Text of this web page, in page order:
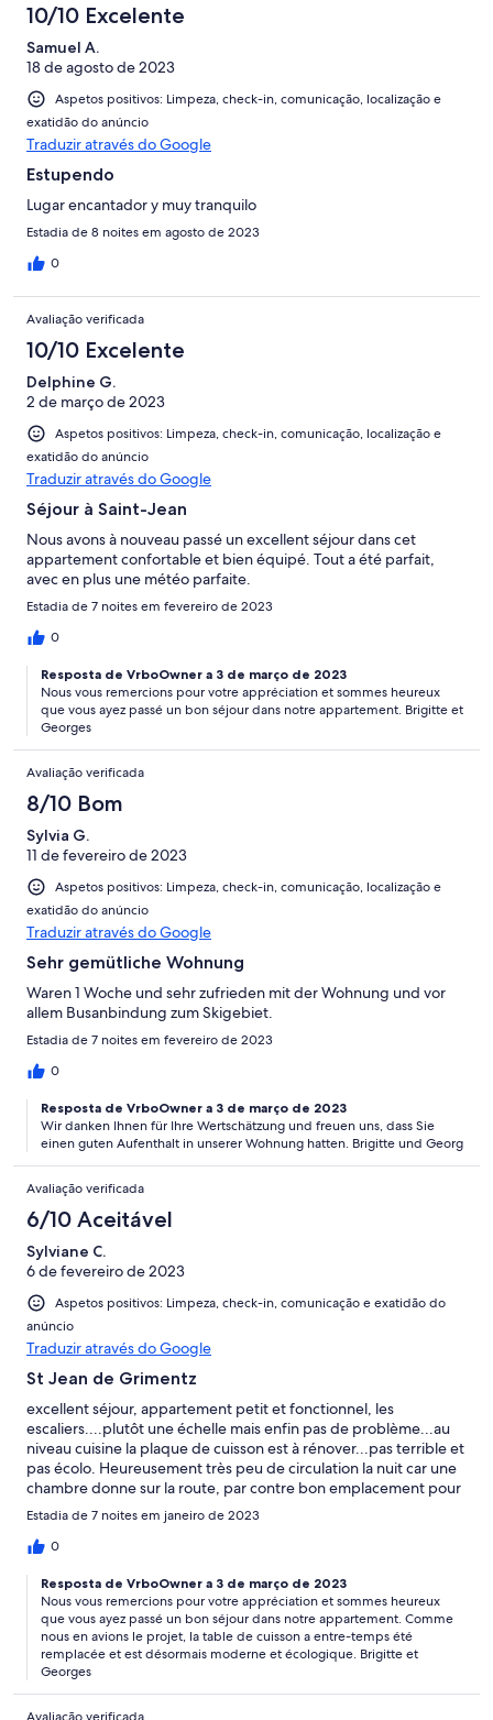
10/10 Excelente
Samuel A.
18 de agosto de 2023
Aspetos positivos: Limpeza, check-in, comunicação, localização e
exatidão do anúncio
Traduzir através do Google
Estupendo
Lugar encantador y muy tranquilo
Estadia de 8 noites em agosto de 2023
0
Avaliação verificada
10/10 Excelente
Delphine G.
2 de março de 2023
Aspetos positivos: Limpeza, check-in, comunicação, localização e
exatidão do anúncio
Traduzir através do Google
Séjour à Saint-Jean
Nous avons à nouveau passé un excellent séjour dans cet
appartement confortable et bien équipé. Tout a été parfait,
avec en plus une météo parfaite.
Estadia de 7 noites em fevereiro de 2023
0
Resposta de VrboOwner a 3 de março de 2023
Nous vous remercions pour votre appréciation et sommes heureux
que vous ayez passé un bon séjour dans notre appartement. Brigitte et
Georges
Avaliação verificada
8/10 Bom
Sylvia G.
11 de fevereiro de 2023
Aspetos positivos: Limpeza, check-in, comunicação, localização e
exatidão do anúncio
Traduzir através do Google
Sehr gemütliche Wohnung
Waren 1 Woche und sehr zufrieden mit der Wohnung und vor
allem Busanbindung zum Skigebiet.
Estadia de 7 noites em fevereiro de 2023
0
Resposta de VrboOwner a 3 de março de 2023
Wir danken Ihnen für Ihre Wertschätzung und freuen uns, dass Sie
einen guten Aufenthalt in unserer Wohnung hatten. Brigitte und Georg
Avaliação verificada
6/10 Aceitável
Sylviane C.
6 de fevereiro de 2023
Aspetos positivos: Limpeza, check-in, comunicação e exatidão do
anúncio
Traduzir através do Google
St Jean de Grimentz
excellent séjour, appartement petit et fonctionnel, les
escaliers....plutôt une échelle mais enfin pas de problème...au
niveau cuisine la plaque de cuisson est à rénover...pas terrible et
pas écolo. Heureusement très peu de circulation la nuit car une
chambre donne sur la route, par contre bon emplacement pour
les bus en direction de Grimentz ou St-luc en plus gratuit du
15.12 au 15.03. Bonne journée
Estadia de 7 noites em janeiro de 2023
0
Resposta de VrboOwner a 3 de março de 2023
Nous vous remercions pour votre appréciation et sommes heureux
que vous ayez passé un bon séjour dans notre appartement. Comme
nous en avions le projet, la table de cuisson a entre-temps été
remplacée et est désormais moderne et écologique. Brigitte et
Georges